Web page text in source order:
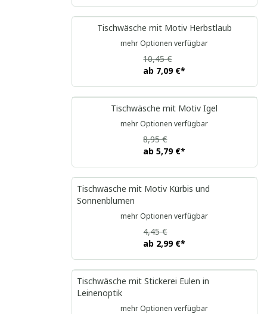
Tischwäsche mit Motiv Herbstlaub
mehr Optionen verfügbar
ab 7,09 €*
10,45 €
Tischwäsche mit Motiv Igel
mehr Optionen verfügbar
ab 5,79 €*
8,95 €
Tischwäsche mit Motiv Kürbis und
Sonnenblumen
mehr Optionen verfügbar
ab 2,99 €*
4,45 €
Tischwäsche mit Stickerei Eulen in
Leinenoptik
mehr Optionen verfügbar